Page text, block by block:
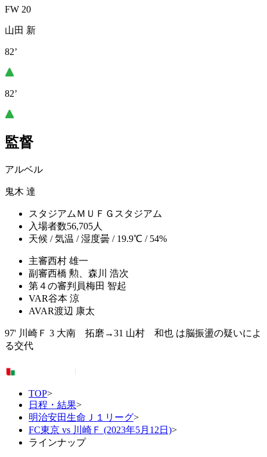
FW 20
山田 新
82’
82’
監督
アルベル
鬼木 達
スタジアム ＭＵＦＧスタジアム
入場者数56,705人
天候 / 気温 / 湿度曇 / 19.9℃ / 54%
主審西村 雄一
副審西橋 勲、森川 浩次
第４の審判員梅田 智起
VAR谷本 涼
AVAR渡辺 康太
97' 川崎Ｆ 3 大南 拓磨→31 山村 和也 は脳振盪の疑いによ
る交代
TOP>
日程・結果>
明治安田生命Ｊ１リーグ>
FC東京 vs 川崎Ｆ (2023年5月12日)>
ラインナップ